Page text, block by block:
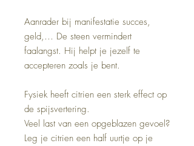
Aanrader bij manifestatie succes,
geld,… De steen vermindert
faalangst. Hij helpt je jezelf te
accepteren zoals je bent.
Fysiek heeft citrien een sterk effect op
de spijsvertering.
Veel last van een opgeblazen gevoel?
Leg je citrien een half uurtje op je